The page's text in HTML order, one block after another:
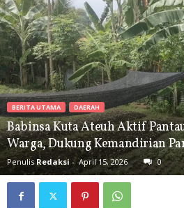
BERITA UTAMA DAERAH
Babinsa Kuta Ateuh Aktif
Warga, Dukung Kemandirian
Penulis Redaksi - April 15, 2026 0